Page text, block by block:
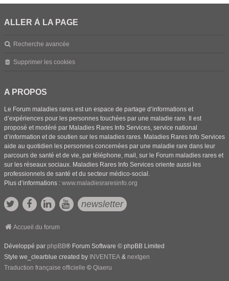
ALLER À LA PAGE
Recherche avancée
Supprimer les cookies
A PROPOS
Le Forum maladies rares est un espace de partage d’informations et
d’expériences pour les personnes touchées par une maladie rare. Il est
proposé et modéré par Maladies Rares Info Services, service national
d’information et de soutien sur les maladies rares. Maladies Rares Info Services
aide au quotidien les personnes concernées par une maladie rare dans leur
parcours de santé et de vie, par téléphone, mail, sur le Forum maladies rares et
sur les réseaux sociaux. Maladies Rares Info Services oriente aussi les
professionnels de santé et du secteur médico-social.
Plus d’informations : www.maladiesraresinfo.org
newsletter
Accueil du forum
Développé par phpBB® Forum Software © phpBB Limited
Style we_clearblue created by INVENTEA & nextgen
Traduction française officielle © Qiaeru